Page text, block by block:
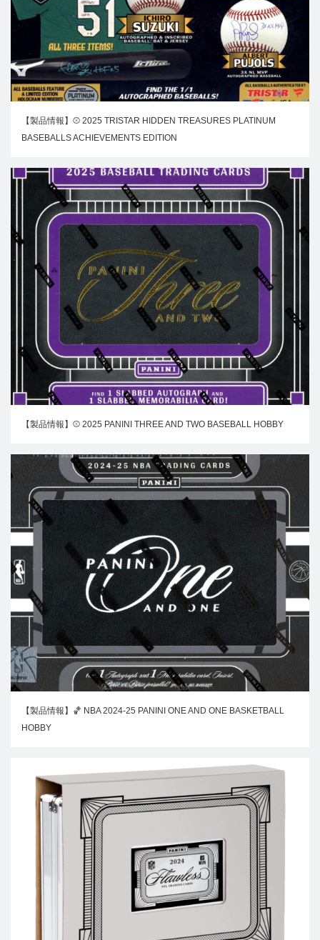
【製品情報】⚾ 2025 TRISTAR HIDDEN TREASURES PLATINUM
BASEBALLS ACHIEVEMENTS EDITION
【製品情報】⚾ 2025 PANINI THREE AND TWO BASEBALL HOBBY
【製品情報】🏀 NBA 2024-25 PANINI ONE AND ONE BASKETBALL
HOBBY